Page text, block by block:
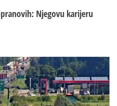
Njegovu karijeru